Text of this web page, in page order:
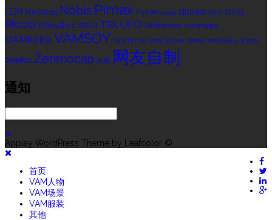
LDR mrdong Nobis Pimax PrimeMocap qiaqia Qimi Qing
Riccio RizkyBizz sxs4 TSX UFO VAMFantasy vamhappy
VAMkirito VAMSOY VamTimbo VAM_Shine VMAX Westonini xxxa
zeeko Zenmocap 末漪 网友自制
通知
Applay WordPress Theme by Leafcolor ©
首页
VAM人物
VAM场景
VAM服装
其他